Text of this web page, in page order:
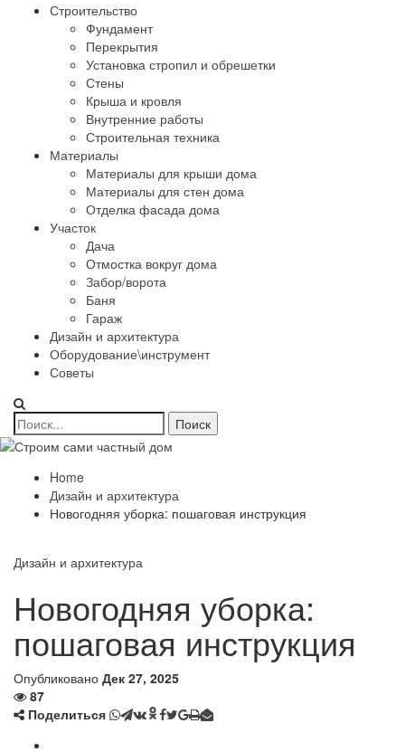
Строительство
Фундамент
Перекрытия
Установка стропил и обрешетки
Стены
Крыша и кровля
Внутренние работы
Строительная техника
Материалы
Материалы для крыши дома
Материалы для стен дома
Отделка фасада дома
Участок
Дача
Отмостка вокруг дома
Забор/ворота
Баня
Гараж
Дизайн и архитектура
Оборудование\инструмент
Советы
Home
Дизайн и архитектура
Новогодняя уборка: пошаговая инструкция
Дизайн и архитектура
Новогодняя уборка:
пошаговая инструкция
Опубликовано Дек 27, 2025
87
Поделиться